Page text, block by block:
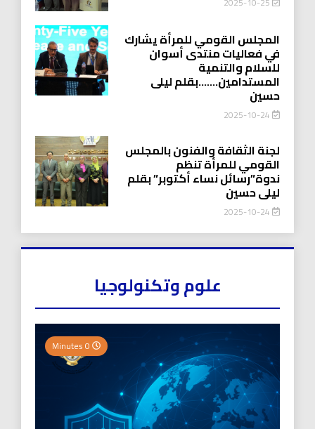
المجلس القومي للمرأة يشارك
في فعاليات منتدى أسوان
للسلام والتنمية
المستدامين…….بقلم ليلى
حسين
2025-10-24
لجنة الثقافة والفنون بالمجلس
القومي للمرأة تنظم
ندوة”رسائل نساء أكتوبر” بقلم
ليلى حسين
2025-10-24
علوم وتكنولوجيا